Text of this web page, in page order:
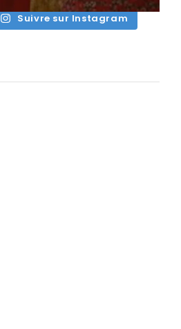
Suivre sur Instagram